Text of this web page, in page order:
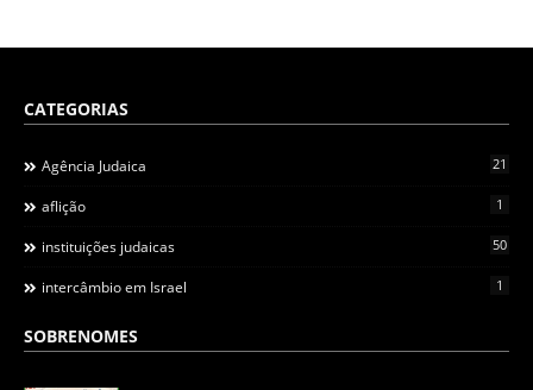
CATEGORIAS
Agência Judaica 21
aflição 1
instituições judaicas 50
intercâmbio em Israel 1
SOBRENOMES